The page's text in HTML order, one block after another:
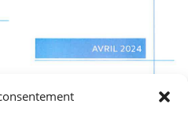
de la Chambre